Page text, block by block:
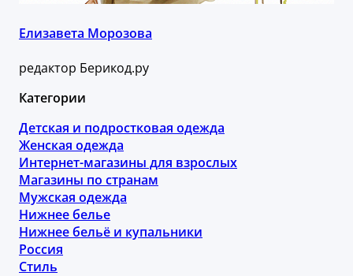
Елизавета Морозова
редактор Берикод.ру
Категории
Детская и подростковая одежда
Женская одежда
Интернет-магазины для взрослых
Магазины по странам
Мужская одежда
Нижнее белье
Нижнее бельё и купальники
Россия
Стиль